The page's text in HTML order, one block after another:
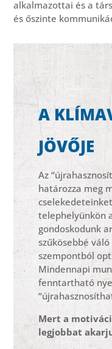
alkalmazottai és a
és őszinte
A
JÖVŐJE
Az
határozza meg
telephelyünkön
gondoskodunk
szűkösebbé
szempontból
Mindennapi
fenntartható
Mert a
legjobbat